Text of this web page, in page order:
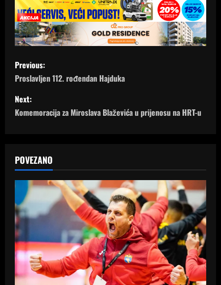
P
o
s
t
a
v
i
g
a
t
Previous:
Proslavljen 112. rođendan Hajduka
Next:
Komemoracija za Miroslava Blaževića u prijenosu na HRT-u
POVEZANO